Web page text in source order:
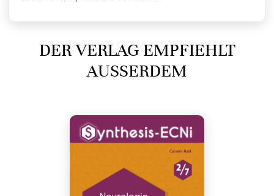
DER VERLAG EMPFIEHLT
AUSSERDEM